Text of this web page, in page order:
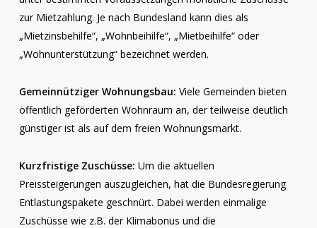
zur Mietzahlung. Je nach Bundesland kann dies als
„Mietzinsbehilfe“, „Wohnbeihilfe“, „Mietbeihilfe“ oder
„Wohnunterstützung“ bezeichnet werden.
Gemeinnütziger Wohnungsbau: Viele Gemeinden bieten
öffentlich geförderten Wohnraum an, der teilweise deutlich
günstiger ist als auf dem freien Wohnungsmarkt.
Kurzfristige Zuschüsse: Um die aktuellen
Preissteigerungen auszugleichen, hat die Bundesregierung
Entlastungspakete geschnürt. Dabei werden einmalige
Zuschüsse wie z.B. der Klimabonus und die